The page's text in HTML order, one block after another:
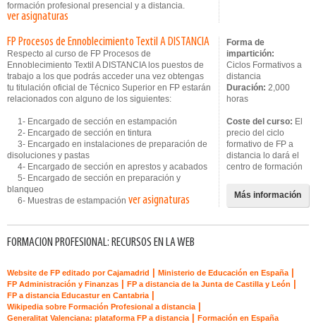
formación profesional presencial y a distancia.
ver asignaturas
FP Procesos de Ennoblecimiento Textil A DISTANCIA
Respecto al curso de FP Procesos de
Ennoblecimiento Textil A DISTANCIA los puestos de
trabajo a los que podrás acceder una vez obtengas
tu titulación oficial de Técnico Superior en FP estarán
relacionados con alguno de los siguientes:
1- Encargado de sección en estampación
2- Encargado de sección en tintura
3- Encargado en instalaciones de preparación de
disoluciones y pastas
4- Encargado de sección en aprestos y acabados
5- Encargado de sección en preparación y
blanqueo
6- Muestras de estampación ver asignaturas
Forma de
impartición:
Ciclos Formativos a
distancia
Duración: 2,000
horas
Coste del curso: El
precio del ciclo
formativo de FP a
distancia lo dará el
centro de formación
Más información
FORMACION PROFESIONAL: RECURSOS EN LA WEB
Website de FP editado por Cajamadrid Ministerio de Educación en España
FP Administración y Finanzas FP a distancia de la Junta de Castilla y León
FP a distancia Educastur en Cantabria
Wikipedia sobre Formación Profesional a distancia
Generalitat Valenciana: plataforma FP a distancia Formación en España